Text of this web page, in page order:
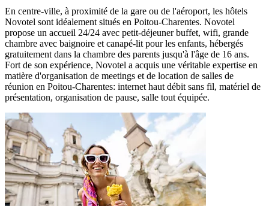
En centre-ville, à proximité de la gare ou de l'aéroport, les hôtels
Novotel sont idéalement situés en Poitou-Charentes. Novotel
propose un accueil 24/24 avec petit-déjeuner buffet, wifi, grande
chambre avec baignoire et canapé-lit pour les enfants, hébergés
gratuitement dans la chambre des parents jusqu'à l'âge de 16 ans.
Fort de son expérience, Novotel a acquis une véritable expertise en
matière d'organisation de meetings et de location de salles de
réunion en Poitou-Charentes: internet haut débit sans fil, matériel de
présentation, organisation de pause, salle tout équipée.